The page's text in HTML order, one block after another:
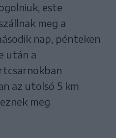
este
meg a
nap, pénteken
után a
az utolsó 5 km
meg